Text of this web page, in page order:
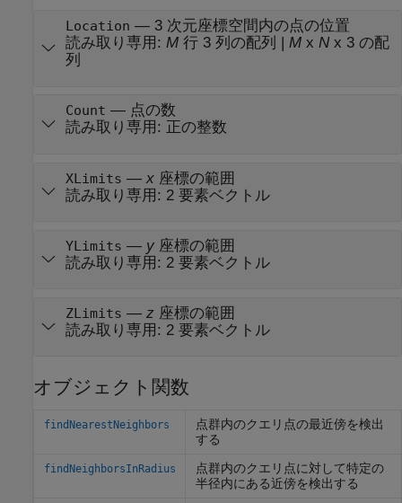
Location — 3 次元座標空間内の点の位置
読み取り専用: M行 3 列の配列 Mx Nx 3 の配
列
Count — 点の数
読み取り専用: 正の整数
XLimits — x座標の範囲
読み取り専用: 2 要素ベクトル
YLimits — y座標の範囲
読み取り専用: 2 要素ベクトル
ZLimits — z 座標の範囲
読み取り専用: 2 要素ベクトル
オブジェクト関数
findNearestNeighbors
点群内のクエリ点の最近傍を検出
する
findNeighborsInRadius
点群内のクエリ点に対して特定の
半径内にある近傍を検出する